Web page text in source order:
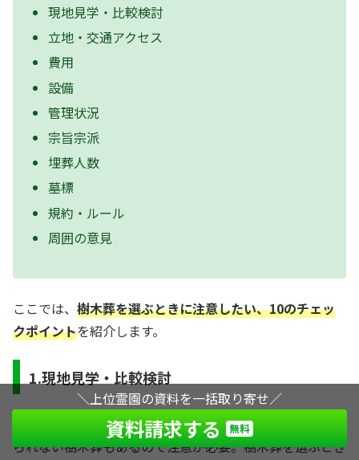
現地見学・比較検討
立地・交通アクセス
費用
設備
管理状況
宗旨宗派
埋葬人数
墓標
規約・ルール
周囲の意見
ここでは、 樹木葬を選ぶときに注意したい、10のチェッ
クポイントを紹介します。
1.現地見学・比較検討
立地や環境で区別されるのが一般的ですが、簡単に見分け
られない樹木葬もあるので注意が必要。樹木葬を選ぶとき
＼上位霊園の資料を一括取り寄せ／
資料請求する 無料